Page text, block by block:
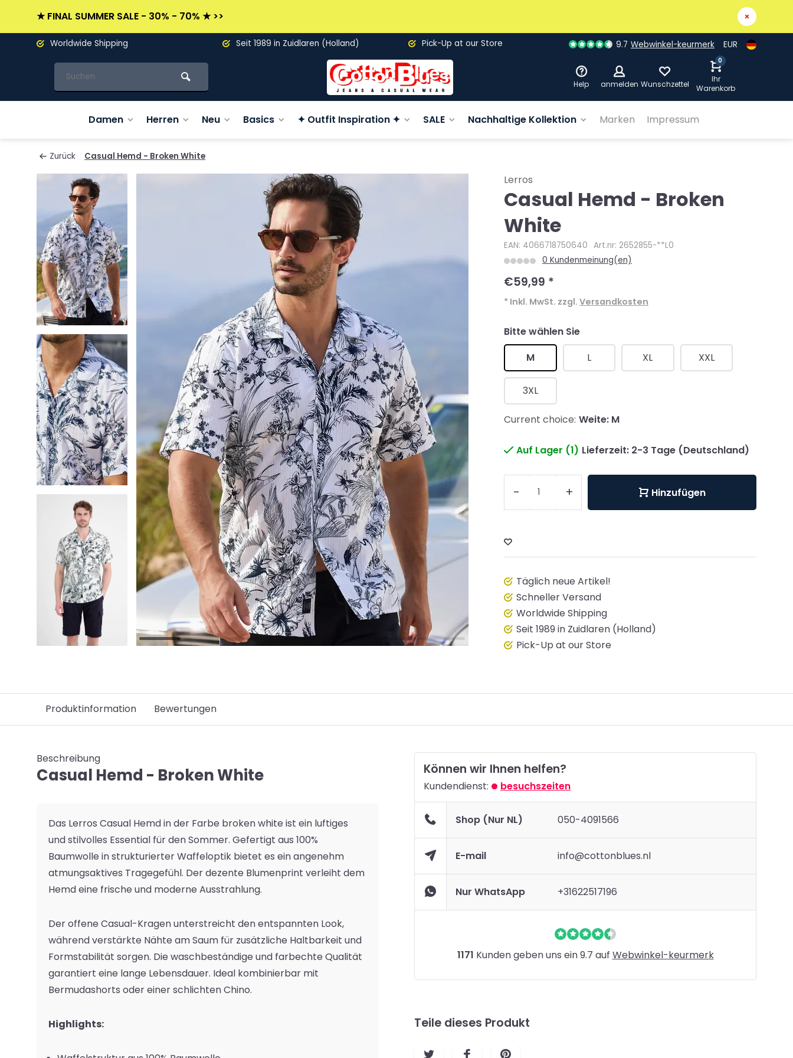
★ FINAL SUMMER SALE - 30% - 70% ★ >>
Worldwide Shipping Seit 1989 in Zuidlaren (Holland) Pick-Up at our Store 9.7 Webwinkel-keurmerk EUR
Help anmelden Wunschzettel
0
Ihr
Warenkorb
Damen Herren Neu Basics ✦ Outfit Inspiration ✦ SALE Nachhaltige Kollektion Marken Impressum
Zurück Casual Hemd - Broken White
Lerros
Casual Hemd - Broken
White
EAN: 4066718750640 Art.nr: 2652855-**L0
0 Kundenmeinung(en)
€59,99 *
* Inkl. MwSt. zzgl. Versandkosten
Bitte wählen Sie
M
L XL XXL
3XL
Current choice: Weite: M
Auf Lager (1) Lieferzeit: 2-3 Tage (Deutschland)
- + Hinzufügen
Täglich neue Artikel!
Schneller Versand
Worldwide Shipping
Seit 1989 in Zuidlaren (Holland)
Pick-Up at our Store
Produktinformation Bewertungen
Beschreibung
Casual Hemd - Broken White
Das Lerros Casual Hemd in der Farbe broken white ist ein luftiges
und stilvolles Essential für den Sommer. Gefertigt aus 100%
Baumwolle in strukturierter Waffeloptik bietet es ein angenehm
atmungsaktives Tragegefühl. Der dezente Blumenprint verleiht dem
Hemd eine frische und moderne Ausstrahlung.
Der offene Casual-Kragen unterstreicht den entspannten Look,
während verstärkte Nähte am Saum für zusätzliche Haltbarkeit und
Formstabilität sorgen. Die waschbeständige und farbechte Qualität
garantiert eine lange Lebensdauer. Ideal kombinierbar mit
Bermudashorts oder einer schlichten Chino.
Highlights:
Können wir Ihnen helfen?
Kundendienst: besuchszeiten
Shop (Nur NL) 050-4091566
E-mail info@cottonblues.nl
Nur WhatsApp +31622517196
1171 Kunden geben uns ein 9.7 auf Webwinkel-keurmerk
Teile dieses Produkt